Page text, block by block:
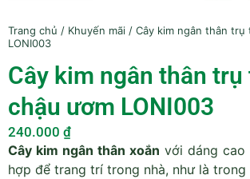
Trang chủ / Khuyến mãi / Cây kim ngân thân
LONI003
Cây kim ngân thân trụ
chậu ươm LONI003
240.000 ₫
Cây kim ngân thân xoắn với dáng
hợp để trang trí trong nhà, như là trong